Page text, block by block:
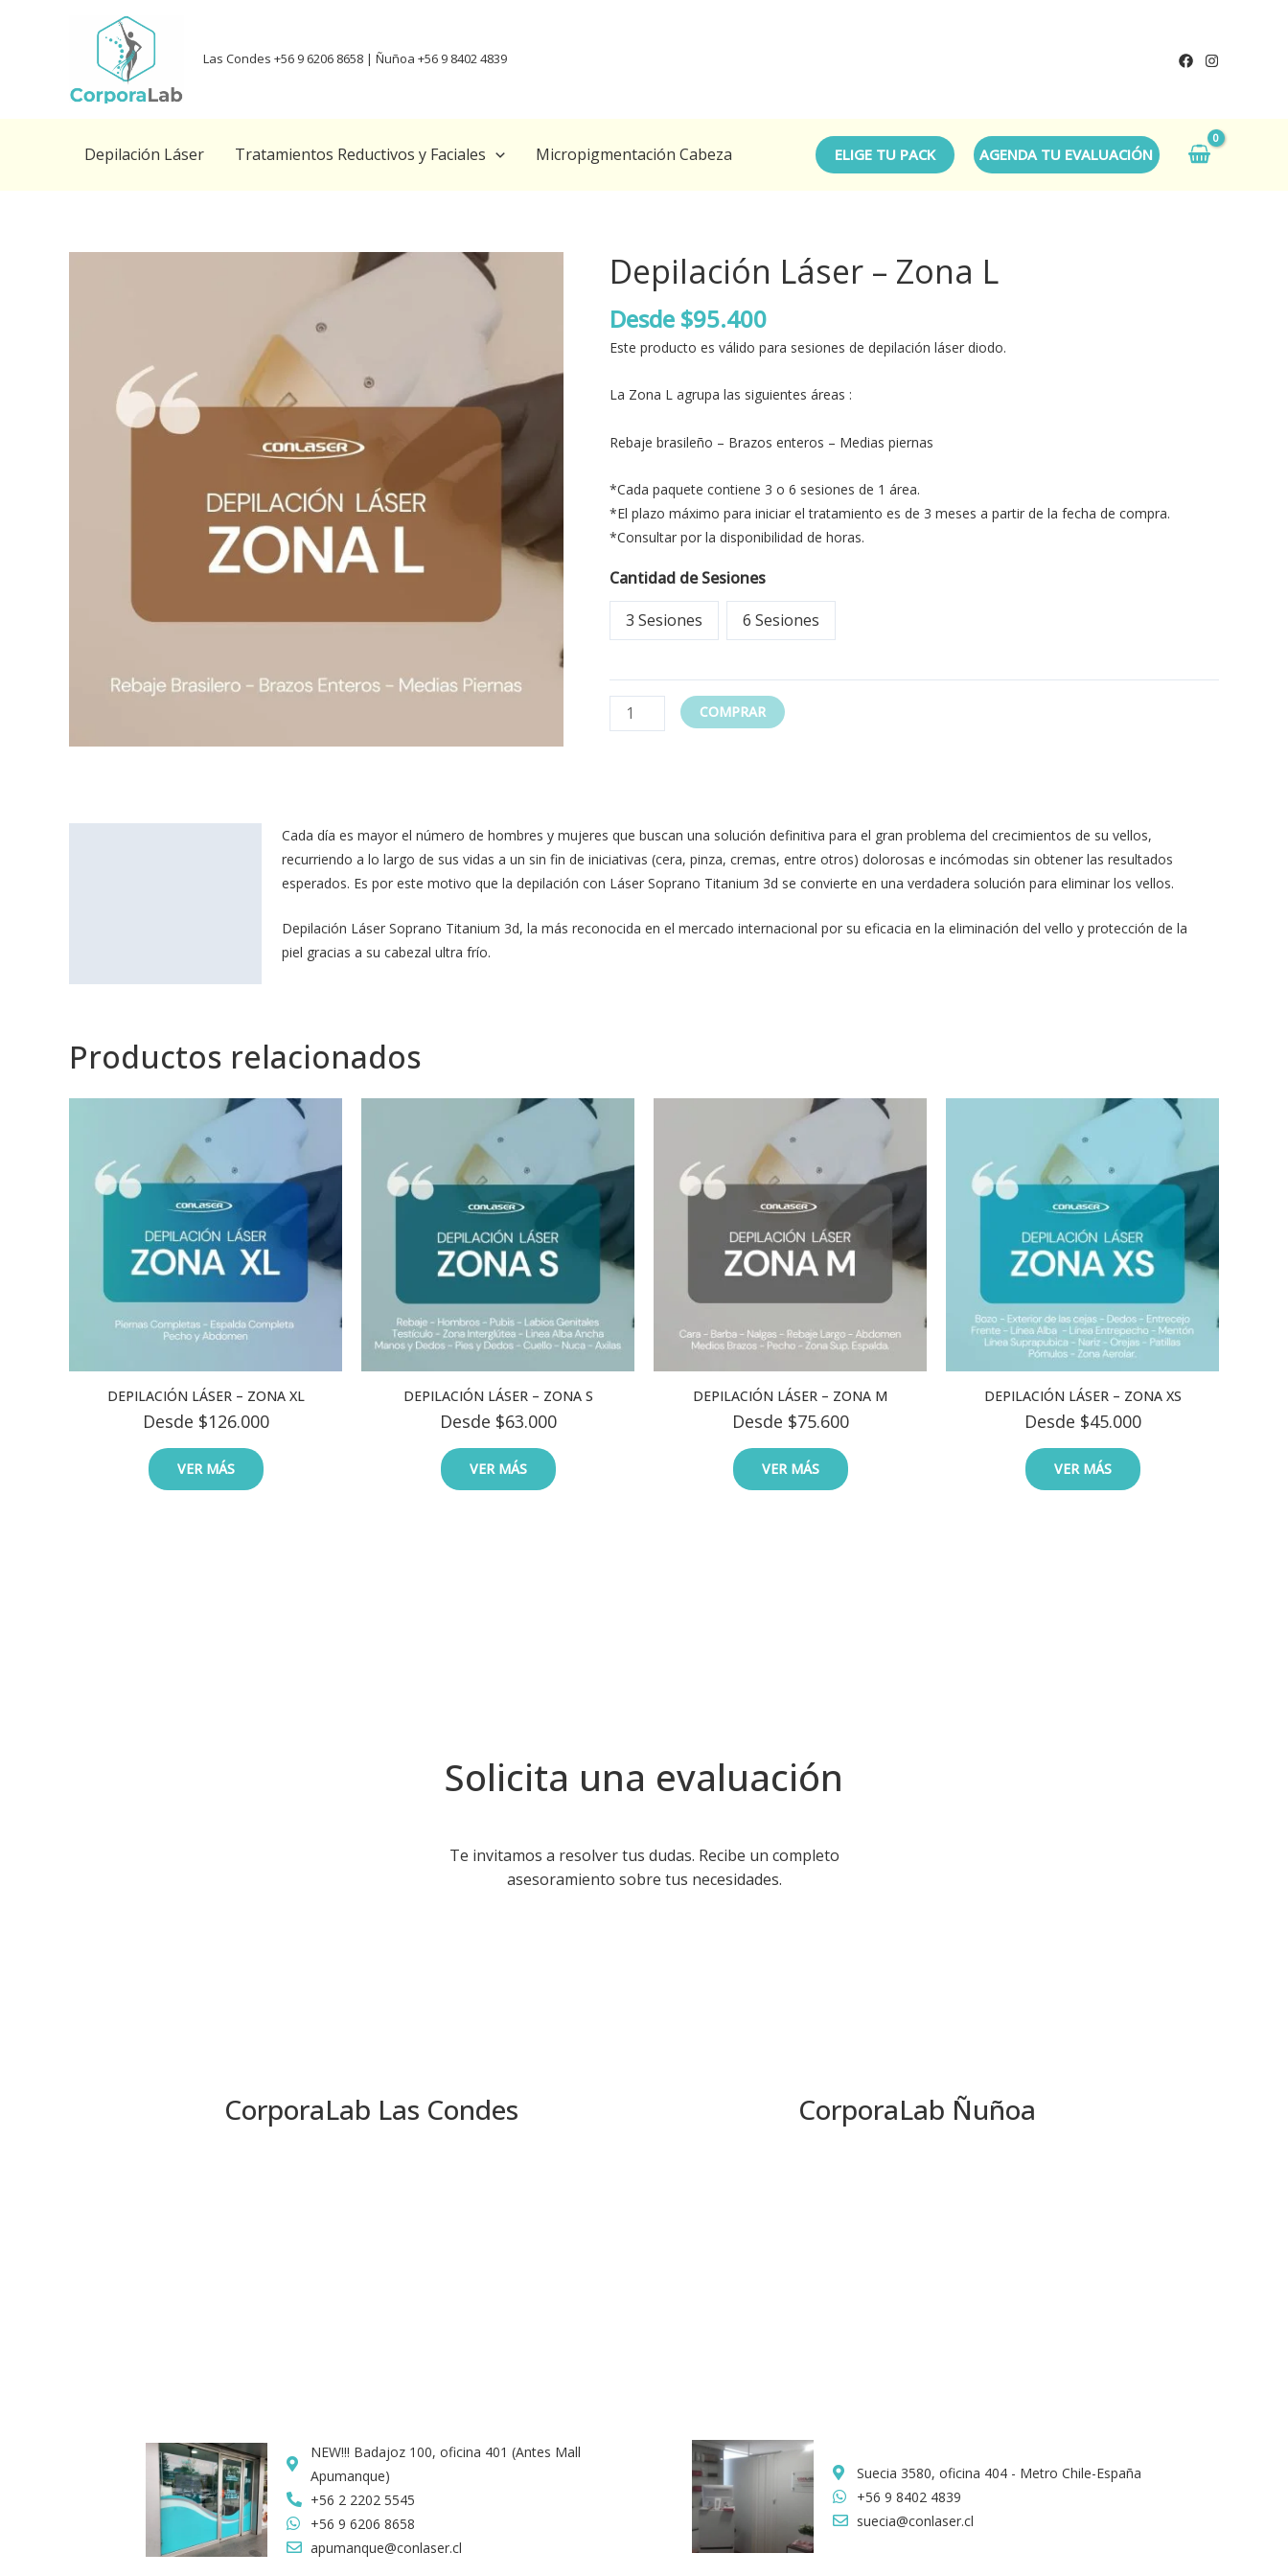
Las Condes +56 9 6206 8658 | Ñuñoa +56 9 8402 4839
Depilación Láser Tratamientos Reductivos y Faciales Micropigmentación Cabeza ELIGE TU PACK AGENDA TU EVALUACIÓN
Depilación Láser – Zona L
Desde $95.400
Este producto es válido para sesiones de depilación láser diodo.
La Zona L agrupa las siguientes áreas :
Rebaje brasileño – Brazos enteros – Medias piernas
*Cada paquete contiene 3 o 6 sesiones de 1 área.
*El plazo máximo para iniciar el tratamiento es de 3 meses a partir de la fecha de compra.
*Consultar por la disponibilidad de horas.
Cantidad de Sesiones
3 Sesiones 6 Sesiones
COMPRAR
Cada día es mayor el número de hombres y mujeres que buscan una solución definitiva para el gran problema del crecimientos de su vellos,
recurriendo a lo largo de sus vidas a un sin fin de iniciativas (cera, pinza, cremas, entre otros) dolorosas e incómodas sin obtener las resultados
esperados. Es por este motivo que la depilación con Láser Soprano Titanium 3d se convierte en una verdadera solución para eliminar los vellos.
Depilación Láser Soprano Titanium 3d, la más reconocida en el mercado internacional por su eficacia en la eliminación del vello y protección de la
piel gracias a su cabezal ultra frío.
Productos relacionados
DEPILACIÓN LÁSER – ZONA XL
Desde $126.000
VER MÁS
DEPILACIÓN LÁSER – ZONA S
Desde $63.000
VER MÁS
DEPILACIÓN LÁSER – ZONA M
Desde $75.600
VER MÁS
DEPILACIÓN LÁSER – ZONA XS
Desde $45.000
VER MÁS
Solicita una evaluación
Te invitamos a resolver tus dudas. Recibe un completo
asesoramiento sobre tus necesidades.
CorporaLab Las Condes
NEW!!! Badajoz 100, oficina 401 (Antes Mall
Apumanque)
+56 2 2202 5545
+56 9 6206 8658
apumanque@conlaser.cl
CorporaLab Ñuñoa
Suecia 3580, oficina 404 - Metro Chile-España
+56 9 8402 4839
suecia@conlaser.cl